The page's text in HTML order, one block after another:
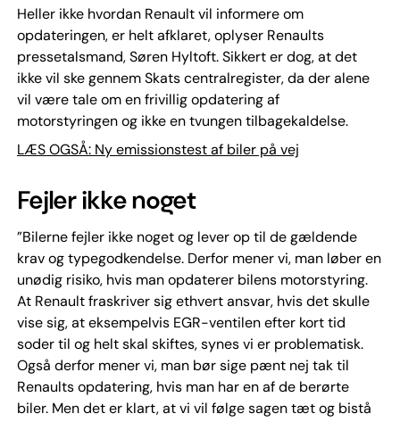
Heller ikke hvordan Renault vil informere om
opdateringen, er helt afklaret, oplyser Renaults
pressetalsmand, Søren Hyltoft. Sikkert er dog, at det
ikke vil ske gennem Skats centralregister, da der alene
vil være tale om en frivillig opdatering af
motorstyringen og ikke en tvungen tilbagekaldelse.
LÆS OGSÅ: Ny emissionstest af biler på vej
Fejler ikke noget
”Bilerne fejler ikke noget og lever op til de gældende
krav og typegodkendelse. Derfor mener vi, man løber en
unødig risiko, hvis man opdaterer bilens motorstyring.
At Renault fraskriver sig ethvert ansvar, hvis det skulle
vise sig, at eksempelvis EGR-ventilen efter kort tid
soder til og helt skal skiftes, synes vi er problematisk.
Også derfor mener vi, man bør sige pænt nej tak til
Renaults opdatering, hvis man har en af de berørte
biler. Men det er klart, at vi vil følge sagen tæt og bistå